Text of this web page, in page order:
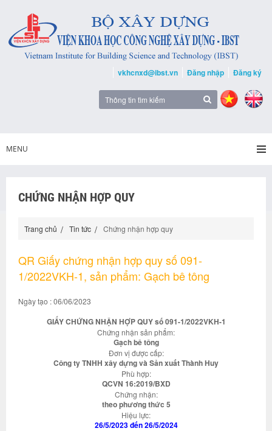
vkhcnxd@ibst.vn Đăng nhập Đăng ký
MENU
CHỨNG NHẬN HỢP QUY
Trang chủ Tin tức Chứng nhận hợp quy
QR Giấy chứng nhận hợp quy số 091-
1/2022VKH-1, sản phẩm: Gạch bê tông
Ngày tạo : 06/06/2023
GIẤY CHỨNG NHẬN HỢP QUY số 091-1/2022VKH-1
Chứng nhận sản phẩm:
Gạch bê tông
Đơn vị được cấp:
Công ty TNHH xây dựng và Sản xuất Thành Huy
Phù hợp:
QCVN 16:2019/BXD
Chứng nhận:
theo phương thức 5
Hiệu lực:
26/5/2023 đến 26/5/2024